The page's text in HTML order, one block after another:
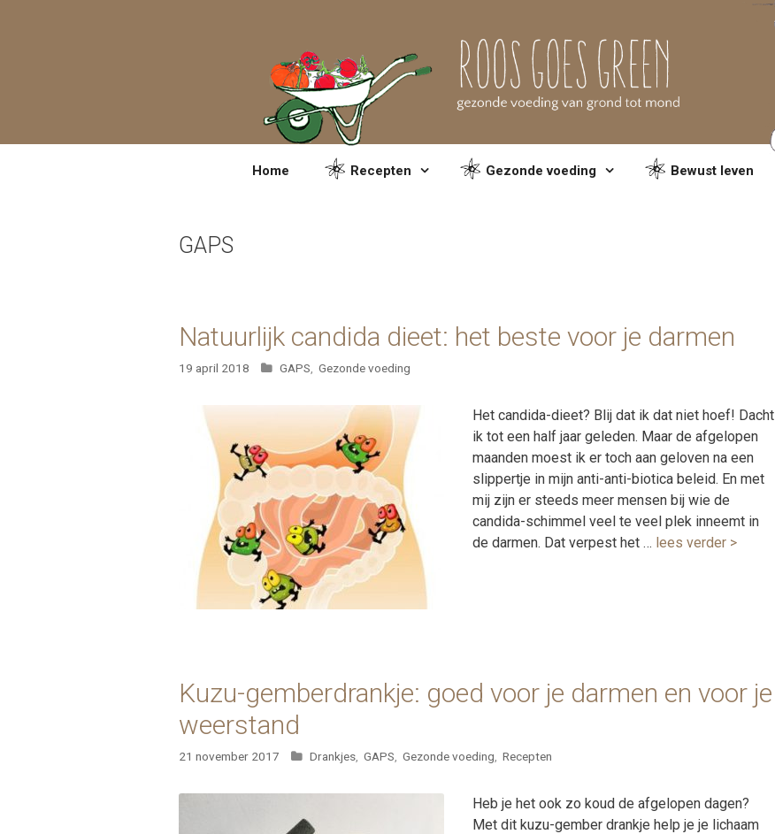
Home Recepten Gezonde voeding Bewust leven
GAPS
Natuurlijk candida dieet: het beste voor je darmen
19 april 2018 Categorieën
GAPS, Gezonde voeding
Het candida-dieet? Blij dat ik dat niet hoef! Dacht
ik tot een half jaar geleden. Maar de afgelopen
maanden moest ik er toch aan geloven na een
slippertje in mijn anti-anti-biotica beleid. En met
mij zijn er steeds meer mensen bij wie de
candida-schimmel veel te veel plek inneemt in
de darmen. Dat verpest het … lees verder >
Kuzu-gemberdrankje: goed voor je darmen en voor je
weerstand
21 november 2017 Categorieën
Drankjes GAPS Gezonde voeding Recepten
Heb je het ook zo koud de afgelopen dagen?
Met dit kuzu-gember drankje help je je lichaam